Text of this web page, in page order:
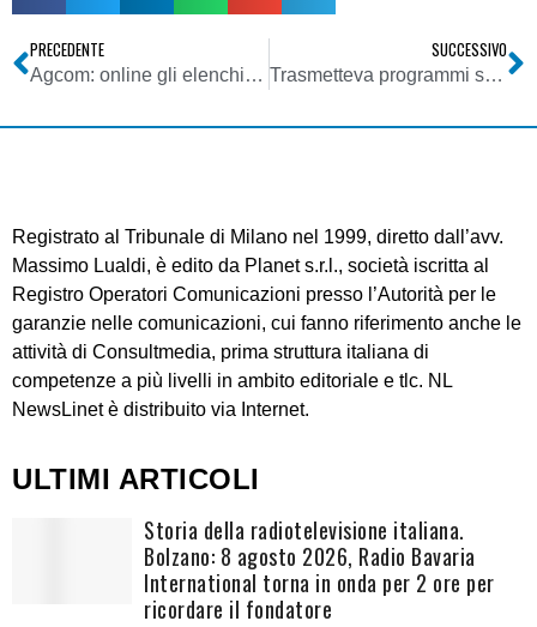
PRECEDENTE
Agcom: online gli elenchi dei soggetti emittenti e dei programmi televisivi autorizzati alla diffusione al pubblico via satellite
SUCCESSIVO
Trasmetteva programmi senza averne acquisito i diritti: denunciata tv trevigiana
Registrato al Tribunale di Milano nel 1999, diretto dall’avv.
Massimo Lualdi, è edito da Planet s.r.l., società iscritta al
Registro Operatori Comunicazioni presso l’Autorità per le
garanzie nelle comunicazioni, cui fanno riferimento anche le
attività di Consultmedia, prima struttura italiana di
competenze a più livelli in ambito editoriale e tlc. NL
NewsLinet è distribuito via Internet.
ULTIMI ARTICOLI
Storia della radiotelevisione italiana.
Bolzano: 8 agosto 2026, Radio Bavaria
International torna in onda per 2 ore per
ricordare il fondatore